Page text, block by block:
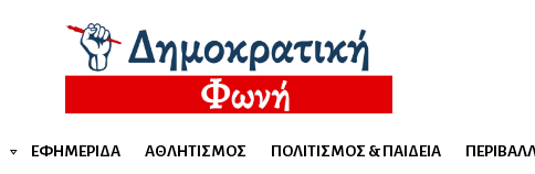
ΕΦΗΜΕΡΊΔΑ ΑΘΛΗΤΙΣΜΌΣ ΠΟΛΙΤΙΣΜΌΣ & ΠΑΙΔΕΊΑ